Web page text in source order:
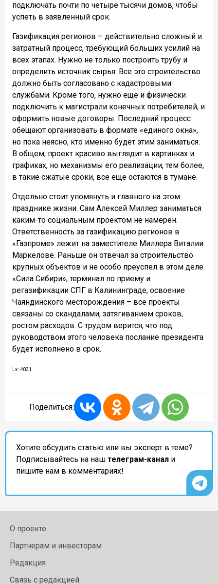
подключать почти по четыре тысячи домов, чтобы
успеть в заявленный срок.
Газификация регионов – действительно сложный и
затратный процесс, требующий больших усилий на
всех этапах. Нужно не только построить трубу и
определить источник сырья. Все это строительство
должно быть согласовано с кадастровыми
службами. Кроме того, нужно еще и физически
подключить к магистрали конечных потребителей, и
оформить новые договоры. Последний процесс
обещают организовать в формате «единого окна»,
но пока неясно, кто именно будет этим заниматься.
В общем, проект красиво выглядит в картинках и
графиках, но механизмы его реализации, тем более,
в такие сжатые сроки, все еще остаются в тумане.
Отдельно стоит упомянуть и главного на этом
празднике жизни. Сам Алексей Миллер заниматься
каким-то социальным проектом не намерен.
Ответственность за газификацию регионов в
«Газпроме» лежит на заместителе Миллера Виталии
Маркелове. Раньше он отвечал за строительство
крупных объектов и не особо преуспел в этом деле.
«Сила Сибири», терминал по приему и
регазификации СПГ в Калининграде, освоение
Чаяндинского месторождения – все проекты
связаны со скандалами, затягиванием сроков,
ростом расходов. С трудом верится, что под
руководством этого человека послание президента
будет исполнено в срок.
Lx: 4031
Поделиться:
Хотите обсудить статью или вы эксперт в теме?
Подписывайтесь на наш телеграм-канал и
пишите нам в комментариях!
О проекте
Партнерам и инвесторам
Редакция
Связь с редакцией: